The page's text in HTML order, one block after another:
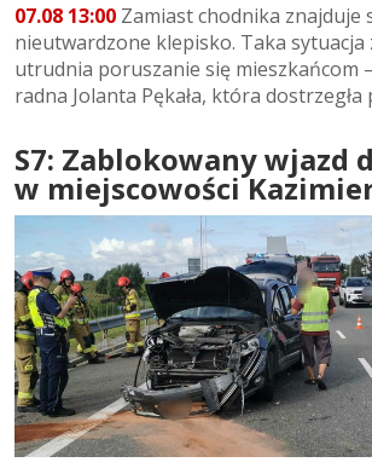
07.08 13:00 Zamiast chodnika znajduje
nieutwardzone klepisko. Taka sytuacja
utrudnia poruszanie się mieszkańcom
radna Jolanta Pękała, która dostrzegła
S7: Zablokowany wjazd
w miejscowości